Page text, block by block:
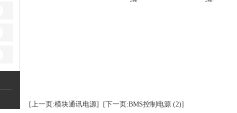
[上一页:模块通讯电源]
[下一页:BMS控制电源 (2)]